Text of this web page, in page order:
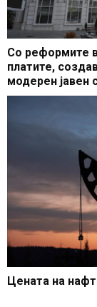
Со реформите
платите,
модерен јавен
Цената на